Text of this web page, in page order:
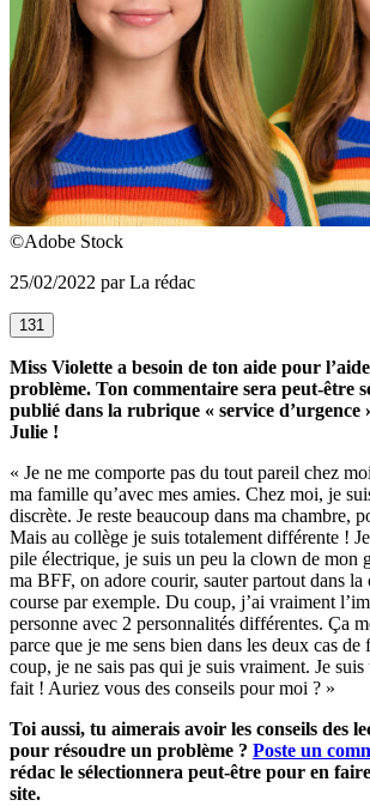
©Adobe Stock
25/02/2022 par La rédac
131
Miss Violette a besoin de ton aide pour
problème. Ton commentaire sera peut-être
publié dans la rubrique « service d’urgence
Julie !
« Je ne me comporte pas du tout pareil chez
ma famille qu’avec mes amies. Chez moi, je
discrète. Je reste beaucoup dans ma chambre,
Mais au collège je suis totalement différente !
pile électrique, je suis un peu la clown de mon
ma BFF, on adore courir, sauter partout dans la
course par exemple. Du coup, j’ai vraiment
personne avec 2 personnalités différentes. Ça
parce que je me sens bien dans les deux cas de
coup, je ne sais pas qui je suis vraiment. Je suis
fait ! Auriez vous des conseils pour moi ? »
Toi aussi, tu aimerais avoir les conseils des
pour résoudre un problème ? Poste un
rédac le sélectionnera peut-être pour en
site.